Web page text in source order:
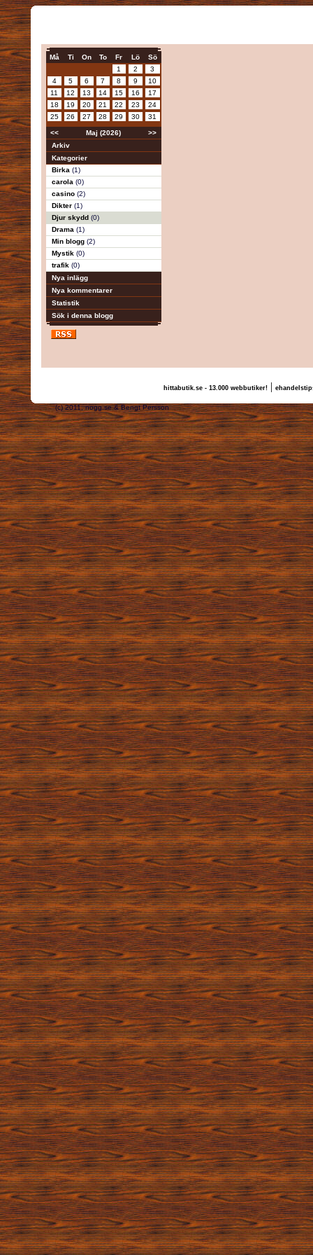
Må Ti On To Fr Lö
Sö
1
2
3
4
5 6 7 8 9
10
11
12 13 14 15 16
17
18
19 20 21 22 23
24
25
26 27 28 29 30 31
<< Maj (2026)
>>
Arkiv
Kategorier
Birka (1)
carola (0)
casino (2)
Dikter (1)
Djur skydd (0)
Drama (1)
Min blogg (2)
Mystik (0)
trafik (0)
Nya inlägg
Nya kommentarer
Statistik
Sök i denna blogg
hittabutik.se - 13.000 webbutiker!|
(c) 2011, nogg.se & Bengt Persson